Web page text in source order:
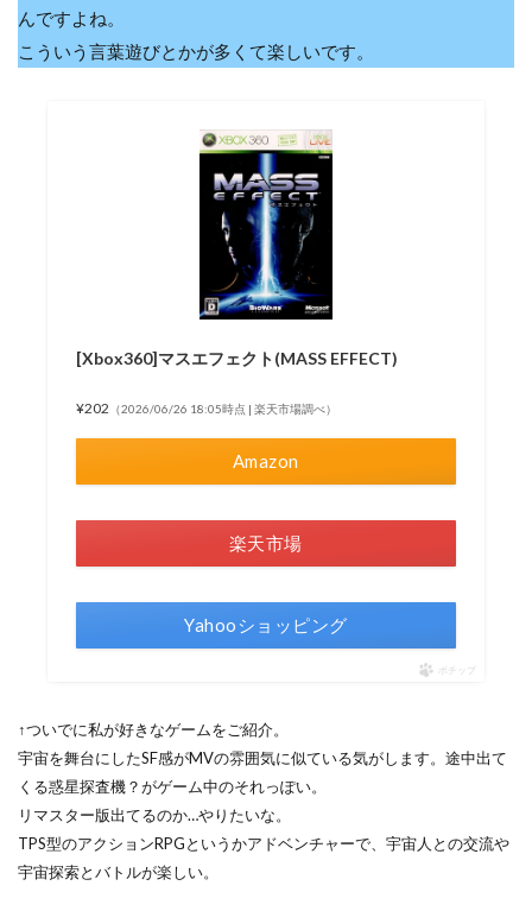
んですよね。
こういう言葉遊びとかが多くて楽しいです。
[Xbox360]マスエフェクト(MASS EFFECT)
¥202 （2026/06/26 18:05時点 | 楽天市場調べ）
Amazon
楽天市場
Yahooショッピング
ポチップ
↑ついでに私が好きなゲームをご紹介。
宇宙を舞台にしたSF感がMVの雰囲気に似ている気がします。途中出て
くる惑星探査機？がゲーム中のそれっぽい。
リマスター版出てるのか…やりたいな。
TPS型のアクションRPGというかアドベンチャーで、宇宙人との交流や
宇宙探索とバトルが楽しい。